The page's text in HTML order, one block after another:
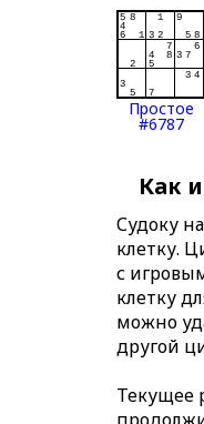
Простое
#6787
Как
Судоку
клетку.
с
клетку
можно
другой
Текущее